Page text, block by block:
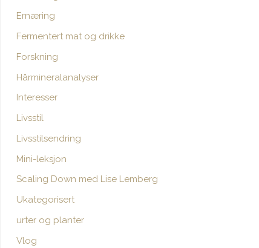
e
r
:
Ernæring
Fermentert mat og drikke
Forskning
Hårmineralanalyser
Interesser
Livsstil
Livsstilsendring
Mini-leksjon
Scaling Down med Lise Lemberg
Ukategorisert
urter og planter
Vlog